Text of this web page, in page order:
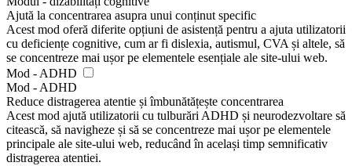
Ajută la concentrarea asupra unui conținut specific
Acest mod oferă diferite opțiuni de asistență pentru a ajuta utilizatorii
cu deficiențe cognitive, cum ar fi dislexia, autismul, CVA și altele, să
se concentreze mai ușor pe elementele esențiale ale site-ului web.
Mod - ADHD
Mod - ADHD
Reduce distragerea atentie și îmbunătățește concentrarea
Acest mod ajută utilizatorii cu tulburări ADHD și neurodezvoltare să
citească, să navigheze și să se concentreze mai ușor pe elementele
principale ale site-ului web, reducând în același timp semnificativ
distragerea atentiei.